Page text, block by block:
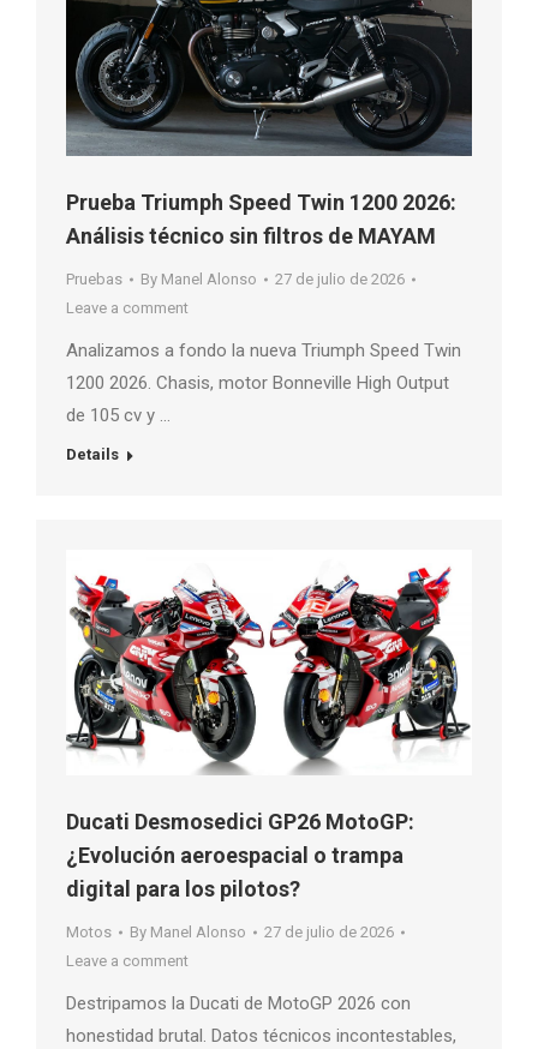
Prueba Triumph Speed Twin 1200 2026:
Análisis técnico sin filtros de MAYAM
Pruebas By Manel Alonso
27 de julio de 2026
Leave a comment
Analizamos a fondo la nueva Triumph Speed Twin
1200 2026. Chasis, motor Bonneville High Output
de 105 cv y …
Details
Ducati Desmosedici GP26 MotoGP:
¿Evolución aeroespacial o trampa
digital para los pilotos?
Motos By Manel Alonso
27 de julio de 2026
Leave a comment
Destripamos la Ducati de MotoGP 2026 con
honestidad brutal. Datos técnicos incontestables,